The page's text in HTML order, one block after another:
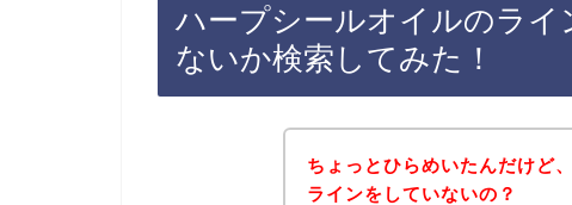
ハープシールオイルのラ
ないか検索してみた！
ちょっとひらめいたんだけど
ラインをしていないの？